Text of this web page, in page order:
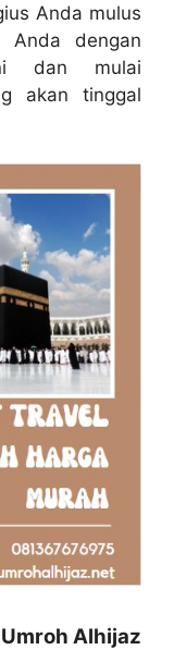
Anda mulus
Anda dengan
dan mulai
akan tinggal
Alhijaz